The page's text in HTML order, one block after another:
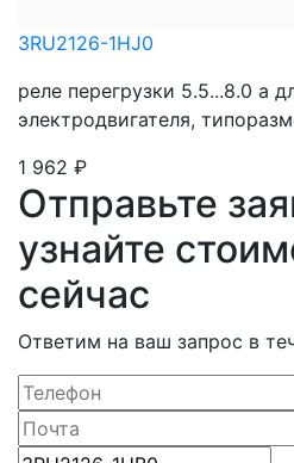
3RU2126-1HJ0
реле перегрузки 5.5...8.0 a
электродвигателя,
1 962 ₽
Отправьте
узнайте
сейчас
Ответим на ваш запрос в